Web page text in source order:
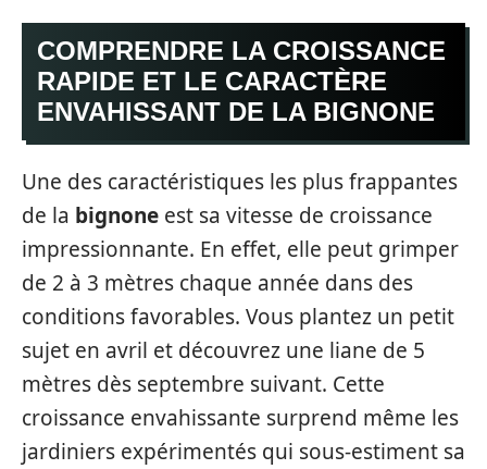
COMPRENDRE LA CROISSANCE
RAPIDE ET LE CARACTÈRE
ENVAHISSANT DE LA BIGNONE
Une des caractéristiques les plus frappantes
de la bignone est sa vitesse de croissance
impressionnante. En effet, elle peut grimper
de 2 à 3 mètres chaque année dans des
conditions favorables. Vous plantez un petit
sujet en avril et découvrez une liane de 5
mètres dès septembre suivant. Cette
croissance envahissante surprend même les
jardiniers expérimentés qui sous-estiment sa